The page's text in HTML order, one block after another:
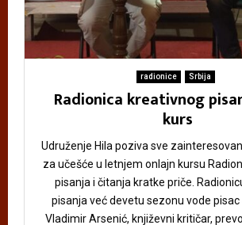
radionice Srbija
Radionica kreativnog
kurs
Udruženje Hila poziva sve
za učešće u letnjem onlajn kursu
pisanja i čitanja kratke priče.
pisanja već devetu sezonu vode pisac
Vladimir Arsenić, književni kritičar,